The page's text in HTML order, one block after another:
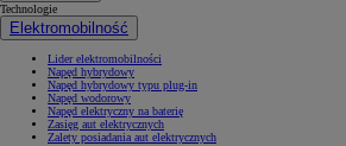
Technologie
Elektromobilność
Lider elektromobilności
Napęd hybrydowy
Napęd hybrydowy typu plug-in
Napęd wodorowy
Napęd elektryczny na baterię
Zasięg aut elektrycznych
Zalety posiadania aut elektrycznych